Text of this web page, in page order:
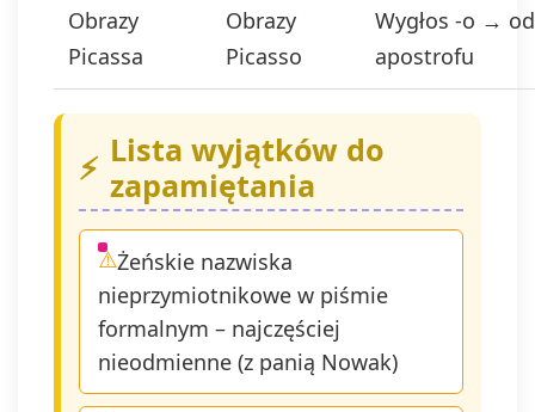
wyrażenie
1 lit. a.
Twoje
dostępu do
danych, ich
Obrazy
Picassa
Obrazy
Picasso
Wygłos -o →
apostrofu
Lista wyjątków do
zapamiętania
Żeńskie nazwiska
nieprzymiotnikowe w piśmie
formalnym – najczęściej
nieodmienne (z panią Nowak)